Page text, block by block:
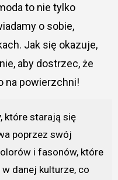
to nie tylko
o sobie,
Jak się okazuje,
aby dostrzec, że
na powierzchni!
które starają się
poprzez swój
i fasonów, które
w danej kulturze, co